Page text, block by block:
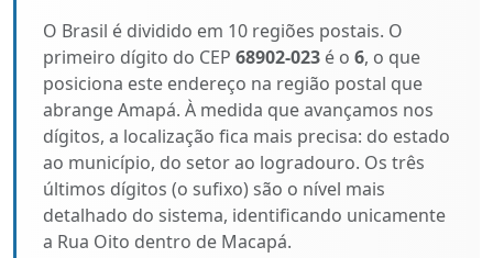
O Brasil é dividido em 10 regiões postais. O
primeiro dígito do CEP 68902-023 é o 6, o que
posiciona este endereço na região postal que
abrange Amapá. À medida que avançamos nos
dígitos, a localização fica mais precisa: do estado
ao município, do setor ao logradouro. Os três
últimos dígitos (o sufixo) são o nível mais
detalhado do sistema, identificando unicamente
a Rua Oito dentro de Macapá.